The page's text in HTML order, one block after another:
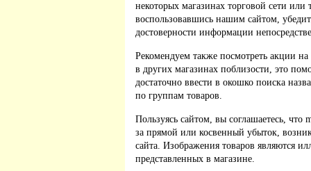
некоторых магазинах торговой сети
воспользовавшись нашим сайтом,
достоверности информации
Рекомендуем также посмотреть акции
в других магазинах поблизости, это
достаточно ввести в окошко поиска
по группам товаров.
Пользуясь сайтом, вы соглашаетесь, что
за прямой или косвенный убыток,
сайта. Изображения товаров являются
представленных в магазине.